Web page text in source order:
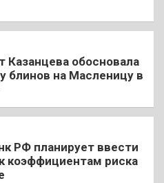
Казанцева обосновала
блинов на Масленицу в
РФ планирует ввести
коэффициентам риска